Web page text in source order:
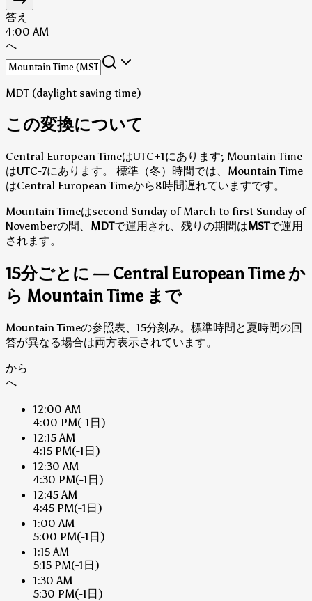
答え
4:00 AM
へ
MDT (daylight saving time)
この変換について
Central European TimeはUTC+1にあります; Mountain Time
はUTC-7にあります。
標準（冬）時間では、Mountain Time
はCentral European Timeから8時間遅れていますです。
Mountain Timeはsecond Sunday of March to first Sunday of
Novemberの間、 MDTで運用され、残りの期間はMSTで運用
されます。
15分ごとに — Central European Time か
ら Mountain Time まで
Mountain Timeの参照表、15分刻み。標準時間と夏時間の回
答が異なる場合は両方表示されています。
から
へ
12:00 AM
4:00 PM(-1日)
12:15 AM
4:15 PM(-1日)
12:30 AM
4:30 PM(-1日)
12:45 AM
4:45 PM(-1日)
1:00 AM
5:00 PM(-1日)
1:15 AM
5:15 PM(-1日)
1:30 AM
5:30 PM(-1日)